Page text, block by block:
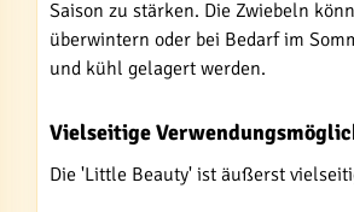
Saison zu stärken. Die Zwiebeln
überwintern oder bei Bedarf im
und kühl gelagert werden.
Vielseitige
Die 'Little Beauty' ist äußerst